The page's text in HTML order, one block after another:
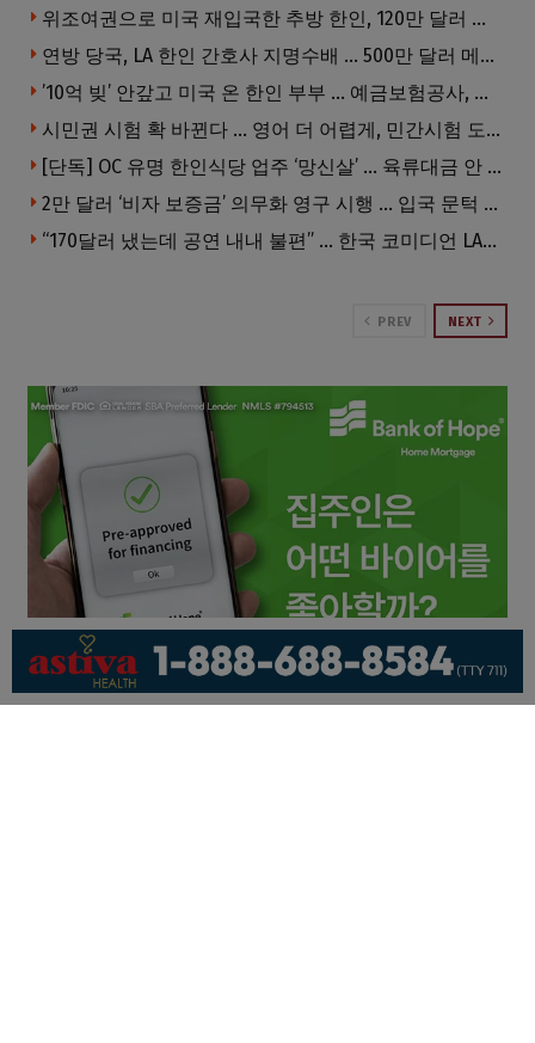
위조여권으로 미국 재입국한 추방 한인, 120만 달러 은행 사기 행각
연방 당국, LA 한인 간호사 지명수배 … 500만 달러 메디캐어 사기, 선고 직전 한국 도주
’10억 빚’ 안갚고 미국 온 한인 부부 … 예금보험공사, 미국서 소송
시민권 시험 확 바뀐다 … 영어 더 어렵게, 민간시험 도입 추진
[단독] OC 유명 한인식당 업주 ‘망신살’ … 육류대금 안 갚자 식당서 공개추심
2만 달러 ‘비자 보증금’ 의무화 영구 시행 … 입국 문턱 더 높아진다.
“170달러 냈는데 공연 내내 불편” … 한국 코미디언 LA공연, 음향 불량에 외모 비하 개그 논란
PREV NEXT